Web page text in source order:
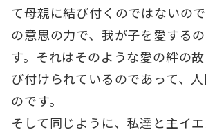
て母親に結び付くのではないの
の意思の力で、我が子を愛する
す。それはそのような愛の絆の
び付けられているのであって、
のです。
そして同じように、私達と主イ